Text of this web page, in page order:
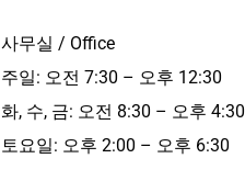
사무실 / Office
주일: 오전 7:30 – 오후 12:30
화, 수, 금: 오전 8:30 – 오후 4:30
토요일: 오후 2:00 – 오후 6:30